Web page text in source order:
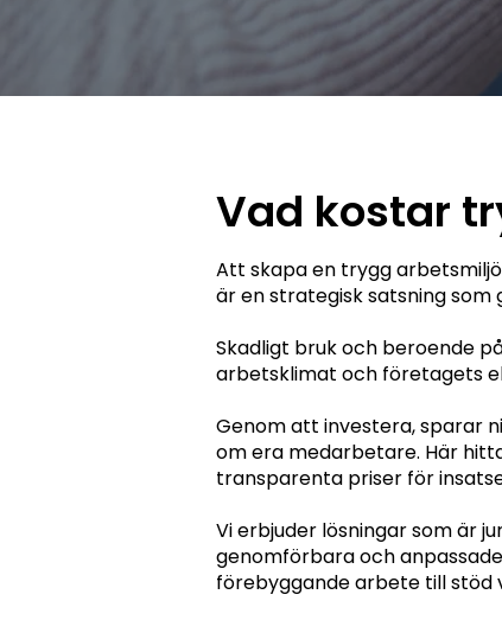
Vad kostar
Att skapa en trygg
är en strategisk satsning som
Skadligt bruk och beroende
arbetsklimat och företagets
Genom att investera, sparar
om era medarbetare. Här
transparenta priser för
Vi erbjuder lösningar som är
genomförbara och
förebyggande arbete till stöd